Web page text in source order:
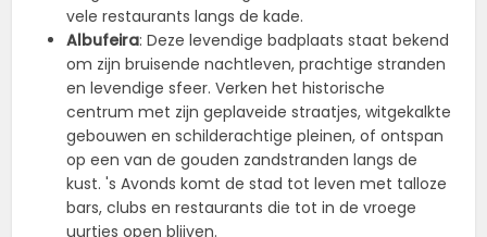
vele restaurants langs de kade.
Albufeira: Deze levendige badplaats staat bekend
om zijn bruisende nachtleven, prachtige stranden
en levendige sfeer. Verken het historische
centrum met zijn geplaveide straatjes, witgekalkte
gebouwen en schilderachtige pleinen, of ontspan
op een van de gouden zandstranden langs de
kust. 's Avonds komt de stad tot leven met talloze
bars, clubs en restaurants die tot in de vroege
uurtjes open blijven.